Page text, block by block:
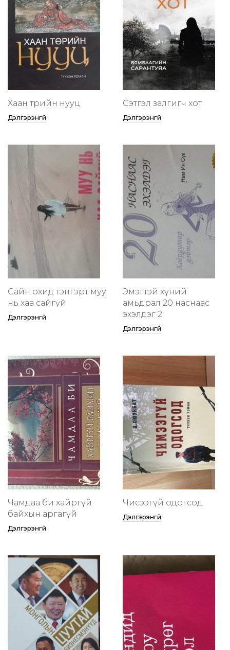
Хаан төрийн нууц
Дэлгэрэнгүй
Сэтгэл залгигч хот
Дэлгэрэнгүй
Сайн охид тэнгэрт муу
нь хаа сайгүй
Дэлгэрэнгүй
Эмэгтэй хүний
амьдрал 20 наснаас
эхэлдэг 2
Дэлгэрэнгүй
Чамдаа би хайргүй
байхын аргагүй
Дэлгэрэнгүй
Чисээгүй одогсод
Дэлгэрэнгүй